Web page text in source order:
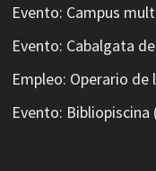
Evento: Campus
Evento: Cabalgata
Empleo: Operario
Evento: Bibliopiscina